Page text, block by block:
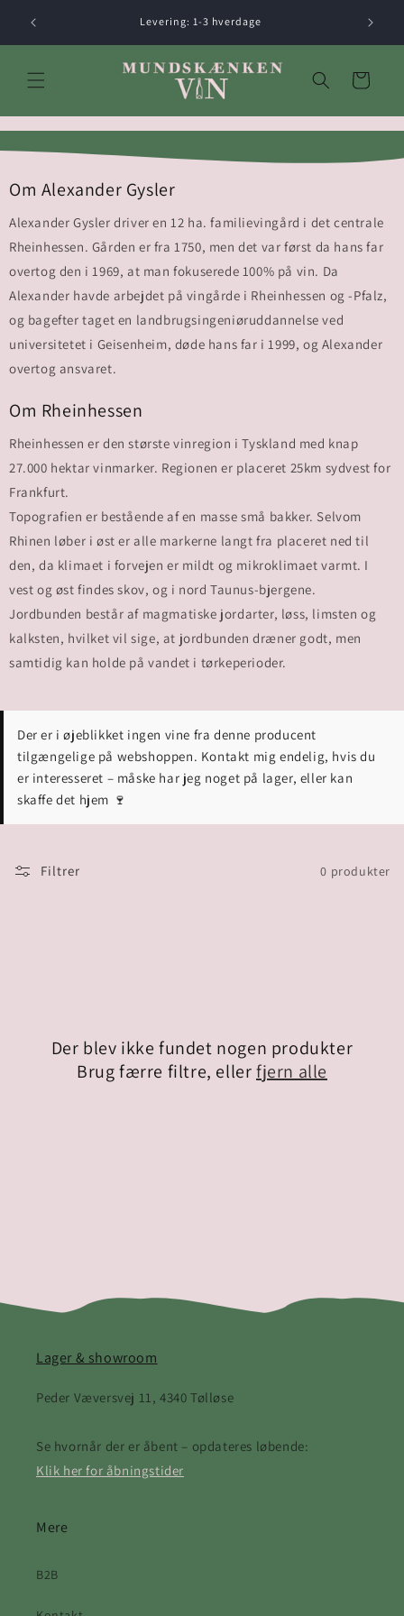
indhold
Levering: 1-3 hverdage
Indkøbskurv
Om Alexander Gysler
Alexander Gysler driver en 12 ha. familievingård i det centrale
Rheinhessen. Gården er fra 1750, men det var først da hans far
overtog den i 1969, at man fokuserede 100% på vin. Da
Alexander havde arbejdet på vingårde i Rheinhessen og -Pfalz,
og bagefter taget en landbrugsingeniøruddannelse ved
universitetet i Geisenheim, døde hans far i 1999, og Alexander
overtog ansvaret.
Om Rheinhessen
Rheinhessen er den største vinregion i Tyskland med knap
27.000 hektar vinmarker. Regionen er placeret 25km sydvest for
Frankfurt.
Topografien er bestående af en masse små bakker. Selvom
Rhinen løber i øst er alle markerne langt fra placeret ned til
den, da klimaet i forvejen er mildt og mikroklimaet varmt. I
vest og øst findes skov, og i nord Taunus-bjergene.
Jordbunden består af magmatiske jordarter, løss, limsten og
kalksten, hvilket vil sige, at jordbunden dræner godt, men
samtidig kan holde på vandet i tørkeperioder.
Der er i øjeblikket ingen vine fra denne producent
tilgængelige på webshoppen. Kontakt mig endelig, hvis du
er interesseret – måske har jeg noget på lager, eller kan
skaffe det hjem 🍷
Der blev ikke fundet nogen produkter
Brug færre filtre, ellerfjern alle
Filtrer 0 produkter
Lager & showroom
Peder Væversvej 11, 4340 Tølløse
Se hvornår der er åbent – opdateres løbende:
Klik her for åbningstider
Mere
B2B